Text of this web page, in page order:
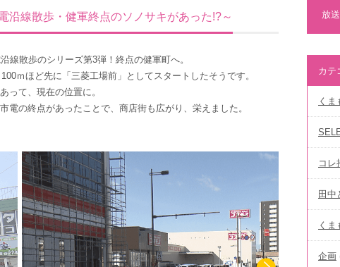
沿線散歩・健軍終点のソノサキがあった!?～
線散歩のシリーズ第3弾！終点の健軍町へ。
ｍほど先に「三菱工場前」としてスタートしたそうです。
って、現在の位置に。
電の終点があったことで、商店街も広がり、栄えました。
放
カテ
くま
コレ
田中
く
企画